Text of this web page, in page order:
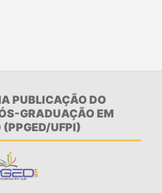
PUBLICAÇÃO DO
GRADUAÇÃO EM
(PPGED/UFPI)